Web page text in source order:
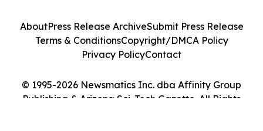
© 1995-2026 Newsmatics Inc. dba Affinity Group
Publishing & Arizona Sci-Tech Gazette. All Rights
AboutPress Release ArchiveSubmit Press Release
Terms & ConditionsCopyright/DMCA Policy
Privacy PolicyContact